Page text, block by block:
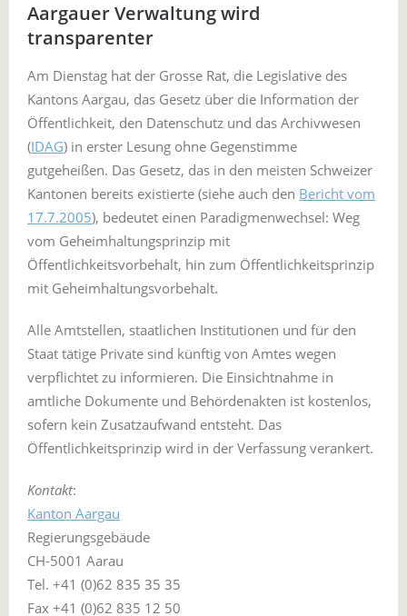
Aargauer Verwaltung wird
transparenter
Am Dienstag hat der Grosse Rat, die Legislative des
Kantons Aargau, das Gesetz über die Information der
Öffentlichkeit, den Datenschutz und das Archivwesen
(IDAG) in erster Lesung ohne Gegenstimme
gutgeheißen. Das Gesetz, das in den meisten Schweizer
Kantonen bereits existierte (siehe auch den Bericht vom
17.7.2005), bedeutet einen Paradigmenwechsel: Weg
vom Geheimhaltungsprinzip mit
Öffentlichkeitsvorbehalt, hin zum Öffentlichkeitsprinzip
mit Geheimhaltungsvorbehalt.
Alle Amtstellen, staatlichen Institutionen und für den
Staat tätige Private sind künftig von Amtes wegen
verpflichtet zu informieren. Die Einsichtnahme in
amtliche Dokumente und Behördenakten ist kostenlos,
sofern kein Zusatzaufwand entsteht. Das
Öffentlichkeitsprinzip wird in der Verfassung verankert.
Kontakt:
Kanton Aargau
Regierungsgebäude
CH-5001 Aarau
Tel. +41 (0)62 835 35 35
Fax +41 (0)62 835 12 50